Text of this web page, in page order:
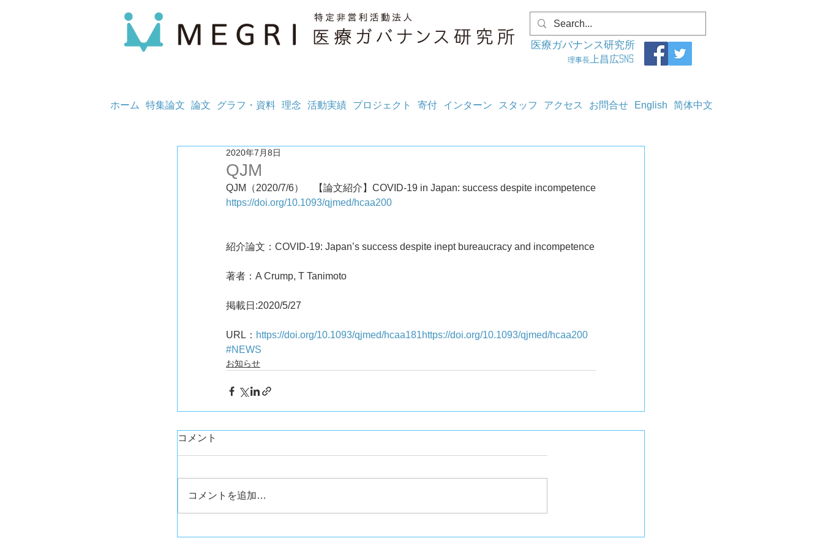
医療ガバナンス研究所
理事長 上昌広SNS
ホーム 特集論文 論文 グラフ・資料 理念 活動実績 プロジェクト 寄付 インターン スタッフ アクセス お問合せ English 简体中文
QJM
2020年7月8日
QJM（2020/7/6）　【論文紹介】COVID-19 in Japan: success despite incompetence
https://doi.org/10.1093/qjmed/hcaa200
紹介論文：COVID-19: Japan’s success despite inept bureaucracy and incompetence
著者：A Crump, T Tanimoto
掲載日:2020/5/27
URL： https://doi.org/10.1093/qjmed/hcaa181https://doi.org/10.1093/qjmed/hcaa200
#NEWS
お知らせ
コメント
コメントを追加…